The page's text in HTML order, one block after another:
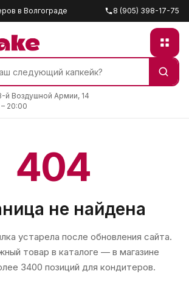
в Волгограде 8 (905) 398-17-75
й Воздушной Армии, 14
20:00
404
не найдена
устарела после обновления сайта.
товар в каталоге — в магазине
3400 позиций для кондитеров.